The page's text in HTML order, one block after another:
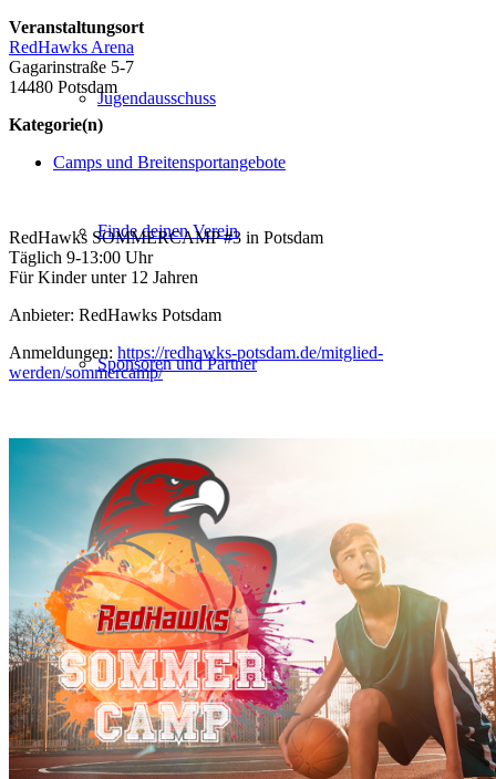
Jugendausschuss
Finde deinen Verein
Sponsoren und Partner
Spielbetrieb
Termine
Jugend
Veranstaltungsort
RedHawks Arena
Gagarinstraße 5-7
14480 Potsdam
Kategorie(n)
Camps und Breitensportangebote
RedHawks SOMMERCAMP #3 in Potsdam
Täglich 9-13:00 Uhr
Für Kinder unter 12 Jahren
Anbieter: RedHawks Potsdam
Anmeldungen: https://redhawks-potsdam.de/mitglied-
werden/sommercamp/